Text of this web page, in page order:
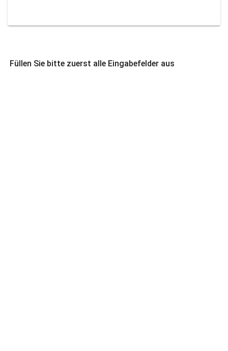
Füllen Sie bitte zuerst alle Eingabefelder aus